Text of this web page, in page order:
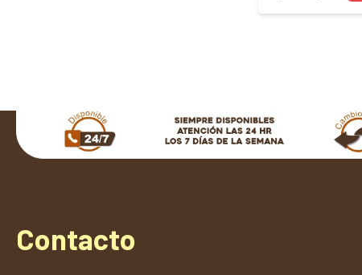
Contacto